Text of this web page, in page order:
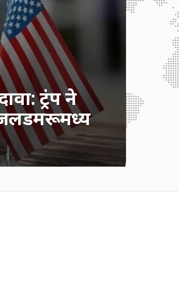
ट्रंप ने
जलडमरूमध्य